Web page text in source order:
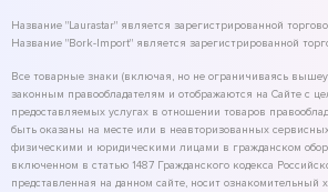
Название "Laurastar" является зарегистрированной
Название "Bork-Import" является зарегистрированной
Все товарные знаки (включая, но не ограничиваясь
законным правообладателям и отображаются на Сайте с
предоставляемых услугах в отношении товаров
быть оказаны на месте или в неавторизованных
физическими и юридическими лицами в гражданском
включенном в статью 1487 Гражданского кодекса
представленная на данном сайте, носит ознакомительный